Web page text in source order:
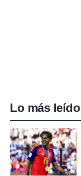
Lo más leído